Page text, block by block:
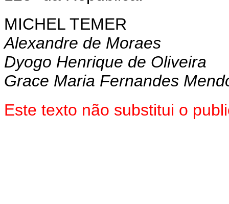
MICHEL TEMER
Alexandre de Moraes
Dyogo Henrique de Oliveira
Grace Maria Fernandes
Este texto não substitui o